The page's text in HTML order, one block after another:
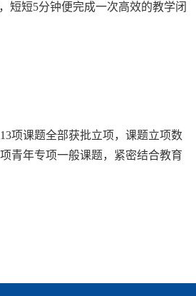
短短5分钟便完成一次高效的教学闭
项课题全部获批立项，课题立项数
青年专项一般课题，紧密结合教育